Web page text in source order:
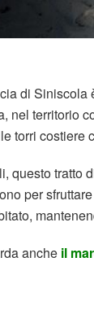
di Siniscola
nel territorio
torri costiere
questo tratto
per
anche il